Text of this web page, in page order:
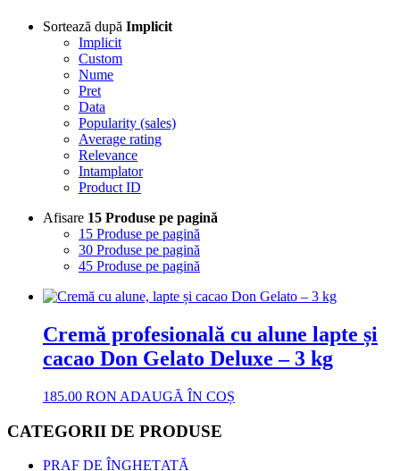
Sortează după Implicit
Implicit
Custom
Nume
Pret
Data
Popularity (sales)
Average rating
Relevance
Intamplator
Product ID
Afisare 15 Produse pe pagină
15 Produse pe pagină
30 Produse pe pagină
45 Produse pe pagină
Cremă profesională cu alune lapte și
cacao Don Gelato Deluxe – 3 kg
185.00 RON ADAUGĂ ÎN COȘ
CATEGORII DE PRODUSE
PRAF DE ÎNGHEȚATĂ